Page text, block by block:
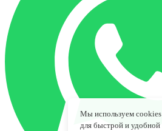
Мы используем cookies
для быстрой и удобной